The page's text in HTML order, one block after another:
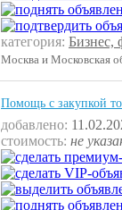
категория: Бизнес,
Москва и Московская
Помощь с закупкой
добавлено:
стоимость: не